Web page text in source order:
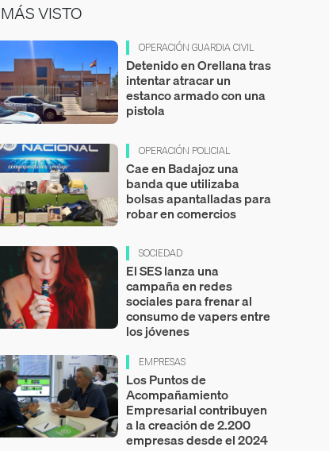
VISTO
OPERACIÓN GUARDIA CIVIL
Detenido en Orellana tras
intentar atracar un
estanco armado con una
pistola
OPERACIÓN POLICIAL
Cae en Badajoz una
banda que utilizaba
bolsas apantalladas para
robar en comercios
SOCIEDAD
El SES lanza una
campaña en redes
sociales para frenar al
consumo de vapers entre
los jóvenes
EMPRESAS
Los Puntos de
Acompañamiento
Empresarial contribuyen
a la creación de 2.200
empresas desde el 2024